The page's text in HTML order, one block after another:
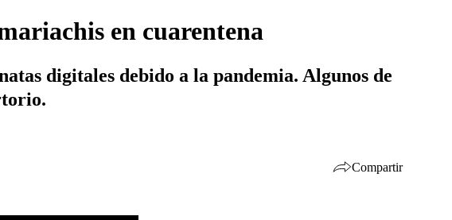
en cuarentena
digitales debido a la pandemia. Algunos de
Compartir